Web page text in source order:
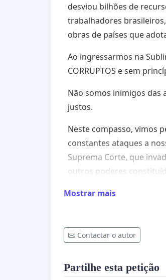
desviou bilhões de
trabalhadores
obras de países que
Ao ingressarmos na
CORRUPTOS e sem
Não somos inimigos das
justos.
Neste compasso, vimos
constantes ataques a
Suprema Corte, que
outros poderes
DERRAMAMENTO DE
Mostrar mais
Contactar o autor
Partilhe esta petição